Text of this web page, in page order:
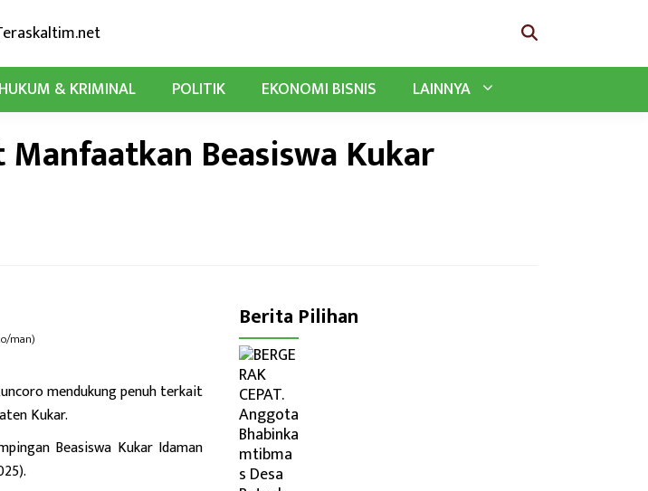
HUKUM & KRIMINAL POLITIK EKONOMI BISNIS LAINNYA
Beasiswa Kukar
man)
mendukung penuh terkait
Kukar.
Beasiswa Kukar Idaman
Berita Pilihan